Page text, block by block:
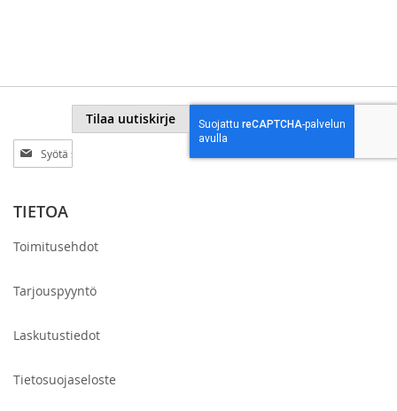
Tilaa
uutiskirjeemme:
Tilaa uutiskirje
TIETOA
Toimitusehdot
Tarjouspyyntö
Laskutustiedot
Tietosuojaseloste